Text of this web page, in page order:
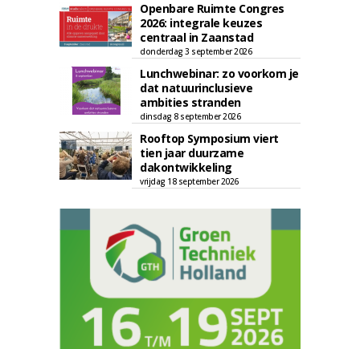
Openbare Ruimte Congres
2026: integrale keuzes
centraal in Zaanstad
donderdag 3 september 2026
Lunchwebinar: zo voorkom je
dat natuurinclusieve
ambities stranden
dinsdag 8 september 2026
Rooftop Symposium viert
tien jaar duurzame
dakontwikkeling
vrijdag 18 september 2026